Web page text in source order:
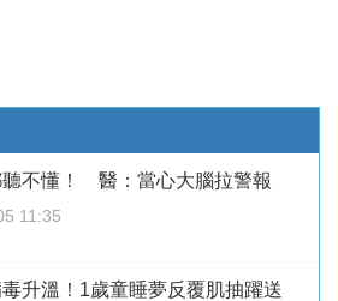
聽不懂！ 醫：當心大腦拉警報
11:35
升溫！1歲童睡夢反覆肌抽躍送